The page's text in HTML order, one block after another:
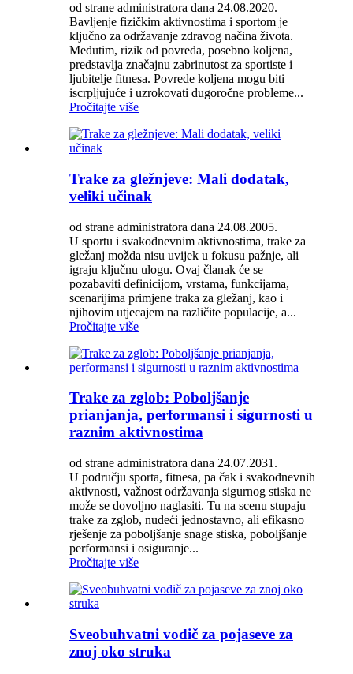
od strane administratora dana 24.08.2020.
Bavljenje fizičkim aktivnostima i sportom je
ključno za održavanje zdravog načina života.
Međutim, rizik od povreda, posebno koljena,
predstavlja značajnu zabrinutost za sportiste i
ljubitelje fitnesa. Povrede koljena mogu biti
iscrpljujuće i uzrokovati dugoročne probleme...
Pročitajte više
Trake za gležnjeve: Mali dodatak,
veliki učinak
od strane administratora dana 24.08.2005.
U sportu i svakodnevnim aktivnostima, trake za
gležanj možda nisu uvijek u fokusu pažnje, ali
igraju ključnu ulogu. Ovaj članak će se
pozabaviti definicijom, vrstama, funkcijama,
scenarijima primjene traka za gležanj, kao i
njihovim utjecajem na različite populacije, a...
Pročitajte više
Trake za zglob: Poboljšanje
prianjanja, performansi i sigurnosti u
raznim aktivnostima
od strane administratora dana 24.07.2031.
U području sporta, fitnesa, pa čak i svakodnevnih
aktivnosti, važnost održavanja sigurnog stiska ne
može se dovoljno naglasiti. Tu na scenu stupaju
trake za zglob, nudeći jednostavno, ali efikasno
rješenje za poboljšanje snage stiska, poboljšanje
performansi i osiguranje...
Pročitajte više
Sveobuhvatni vodič za pojaseve za
znoj oko struka